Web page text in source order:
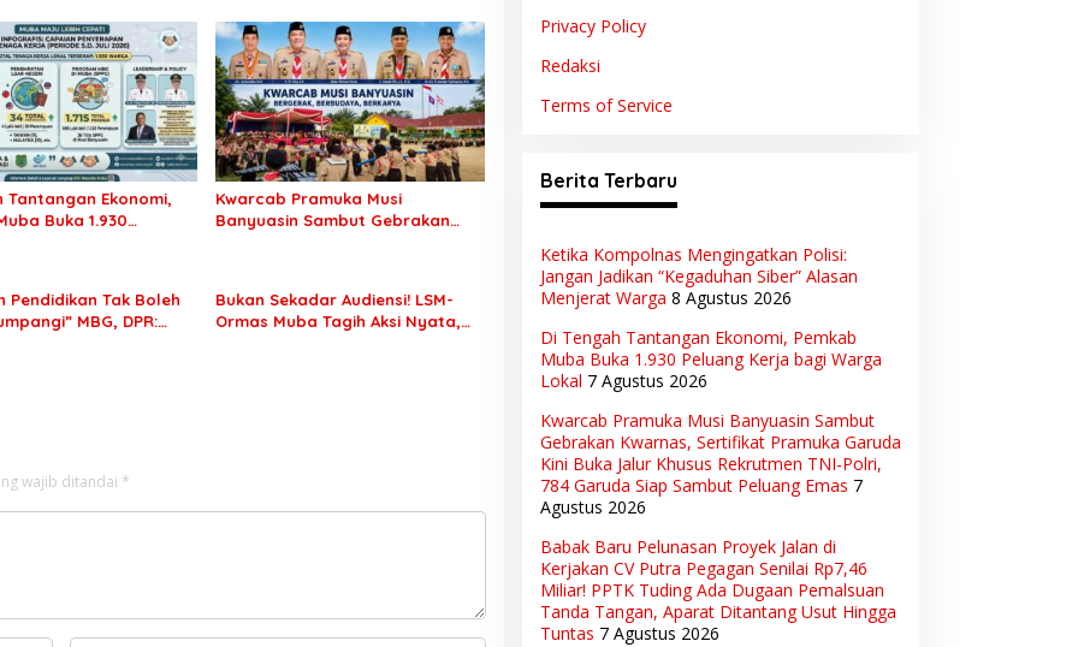
Tantangan Ekonomi,
Buka 1.930
Kwarcab Pramuka Musi
Banyuasin Sambut Gebrakan
Siap Sambut Peluang Emas
Pendidikan Tak Boleh
MBG, DPR:
Bukan Sekadar Audiensi! LSM-
Ormas Muba Tagih Aksi Nyata,
wajib ditandai *
Privacy Policy
Redaksi
Terms of Service
Berita Terbaru
Ketika Kompolnas Mengingatkan Polisi:
Jangan Jadikan “Kegaduhan Siber” Alasan
Menjerat Warga 8 Agustus 2026
Di Tengah Tantangan Ekonomi, Pemkab
Muba Buka 1.930 Peluang Kerja bagi Warga
Lokal 7 Agustus 2026
Kwarcab Pramuka Musi Banyuasin Sambut
Gebrakan Kwarnas, Sertifikat Pramuka Garuda
Kini Buka Jalur Khusus Rekrutmen TNI-Polri,
784 Garuda Siap Sambut Peluang Emas 7
Agustus 2026
Babak Baru Pelunasan Proyek Jalan di
Kerjakan CV Putra Pegagan Senilai Rp7,46
Miliar! PPTK Tuding Ada Dugaan Pemalsuan
Tanda Tangan, Aparat Ditantang Usut Hingga
Tuntas 7 Agustus 2026